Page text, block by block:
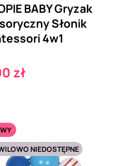
BABY Gryzak
Słonik
4w1
zł
NIEDOSTĘPNE